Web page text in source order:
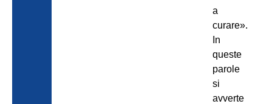
a
curare».
In
queste
parole
si
avverte